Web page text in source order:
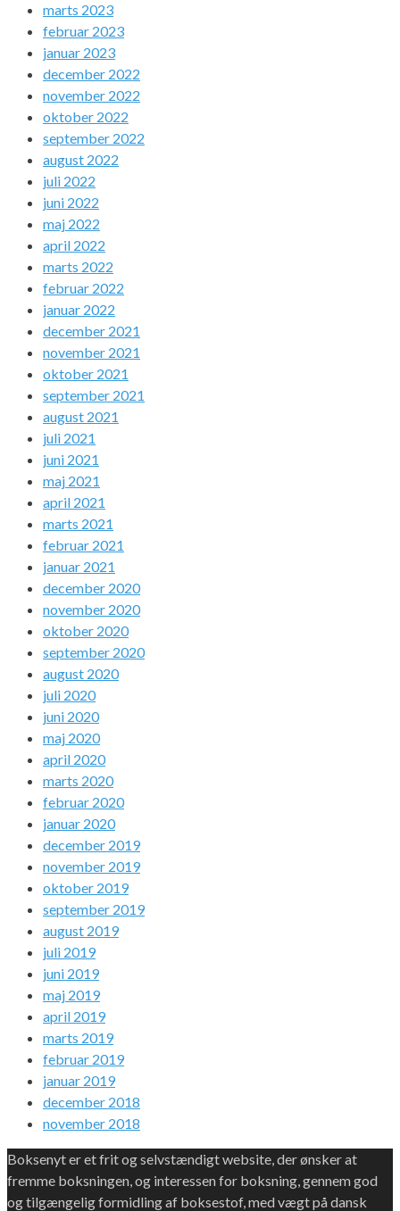
marts 2023
februar 2023
januar 2023
december 2022
november 2022
oktober 2022
september 2022
august 2022
juli 2022
juni 2022
maj 2022
april 2022
marts 2022
februar 2022
januar 2022
december 2021
november 2021
oktober 2021
september 2021
august 2021
juli 2021
juni 2021
maj 2021
april 2021
marts 2021
februar 2021
januar 2021
december 2020
november 2020
oktober 2020
september 2020
august 2020
juli 2020
juni 2020
maj 2020
april 2020
marts 2020
februar 2020
januar 2020
december 2019
november 2019
oktober 2019
september 2019
august 2019
juli 2019
juni 2019
maj 2019
april 2019
marts 2019
februar 2019
januar 2019
december 2018
november 2018
Boksenyt er et frit og selvstændigt website, der ønsker at
fremme boksningen, og interessen for boksning, gennem god
og tilgængelig formidling af boksestof, med vægt på dansk